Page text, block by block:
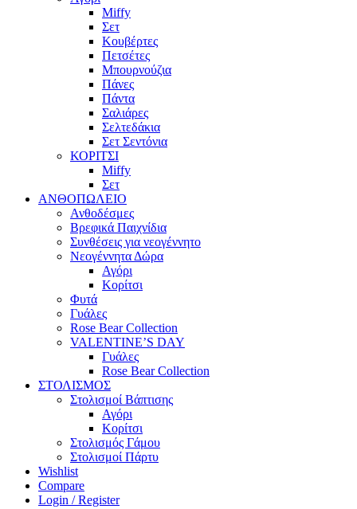
Miffy
Σετ
Κουβέρτες
Πετσέτες
Μπουρνούζια
Πάνες
Πάντα
Σαλιάρες
Σελτεδάκια
Σετ Σεντόνια
ΚΟΡΙΤΣΙ
Miffy
Σετ
ΑΝΘΟΠΩΛΕΙΟ
Ανθοδέσμες
Βρεφικά Παιχνίδια
Συνθέσεις για νεογέννητο
Νεογέννητα Δώρα
Αγόρι
Κορίτσι
Φυτά
Γυάλες
Rose Bear Collection
VALENTINE’S DAY
Γυάλες
Rose Bear Collection
ΣΤΟΛΙΣΜΟΣ
Στολισμοί Βάπτισης
Αγόρι
Κορίτσι
Στολισμός Γάμου
Στολισμοί Πάρτυ
Wishlist
Compare
Login / Register